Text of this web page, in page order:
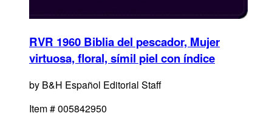
RVR 1960 Biblia del pescador, Mujer
virtuosa, floral, símil piel con índice
by B&H Español Editorial Staff
Item #005842950